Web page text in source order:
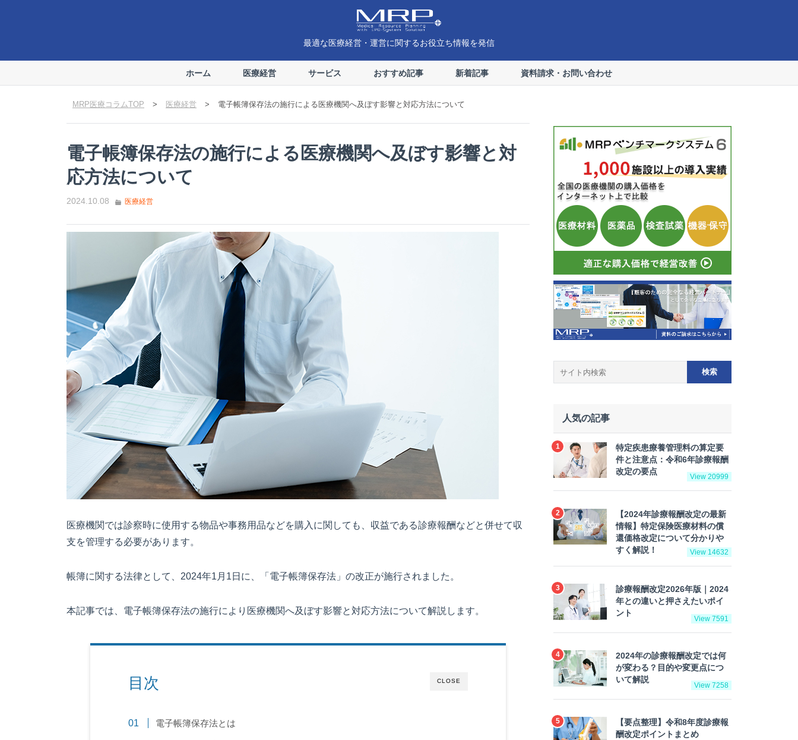
最適な医療経営・運営に関するお役立ち情報を発信
ホーム 医療経営 サービス おすすめ記事 新着記事 資料請求・お問い合わせ
MRP医療コラムTOP > 医療経営 > 電子帳簿保存法の施行による医療機関へ及ぼす影響と対応方法について
電子帳簿保存法の施行による医療機関へ及ぼす影響と対
応方法について
2024.10.08 医療経営
医療機関では診察時に使用する物品や事務用品などを購入に関しても、収益である診療報酬などと併せて収
支を管理する必要があります。
帳簿に関する法律として、2024年1月1日に、「電子帳簿保存法」の改正が施行されました。
本記事では、電子帳簿保存法の施行により医療機関へ及ぼす影響と対応方法について解説します。
CLOSE
目次
電子帳簿保存法とは
人気の記事
特定疾患療養管理料の算定要
件と注意点：令和6年診療報酬
改定の要点
View 20999
【2024年診療報酬改定の最新
情報】特定保険医療材料の償
還価格改定について分かりや
すく解説！
View 14632
診療報酬改定2026年版｜2024
年との違いと押さえたいポイ
ント
View 7591
2024年の診療報酬改定では何
が変わる？目的や変更点につ
いて解説
View 7258
【要点整理】令和8年度診療報
酬改定ポイントまとめ